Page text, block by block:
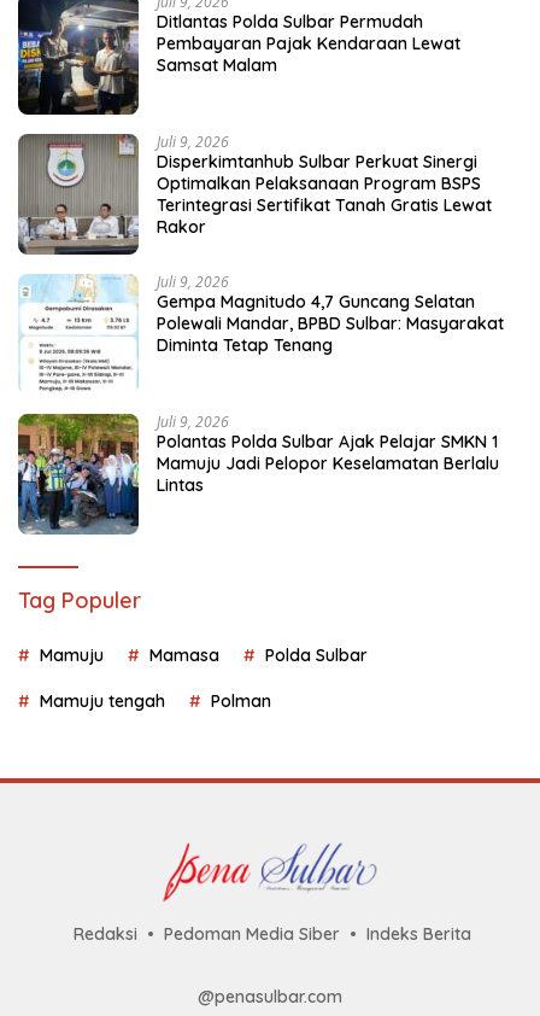
Ditlantas Polda Sulbar Permudah
Pembayaran Pajak Kendaraan Lewat
Samsat Malam
Juli 9, 2026
Disperkimtanhub Sulbar Perkuat Sinergi
Optimalkan Pelaksanaan Program BSPS
Terintegrasi Sertifikat Tanah Gratis Lewat
Rakor
Juli 9, 2026
Gempa Magnitudo 4,7 Guncang Selatan
Polewali Mandar, BPBD Sulbar: Masyarakat
Diminta Tetap Tenang
Juli 9, 2026
Polantas Polda Sulbar Ajak Pelajar SMKN 1
Mamuju Jadi Pelopor Keselamatan Berlalu
Lintas
Tag Populer
Mamuju Mamasa Polda Sulbar
Mamuju tengah Polman
Redaksi Pedoman Media Siber Indeks Berita
@penasulbar.com